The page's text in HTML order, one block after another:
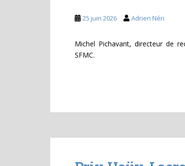
25 juin 2026 Adrien Néri
Michel Pichavant, directeur de
SFMC.